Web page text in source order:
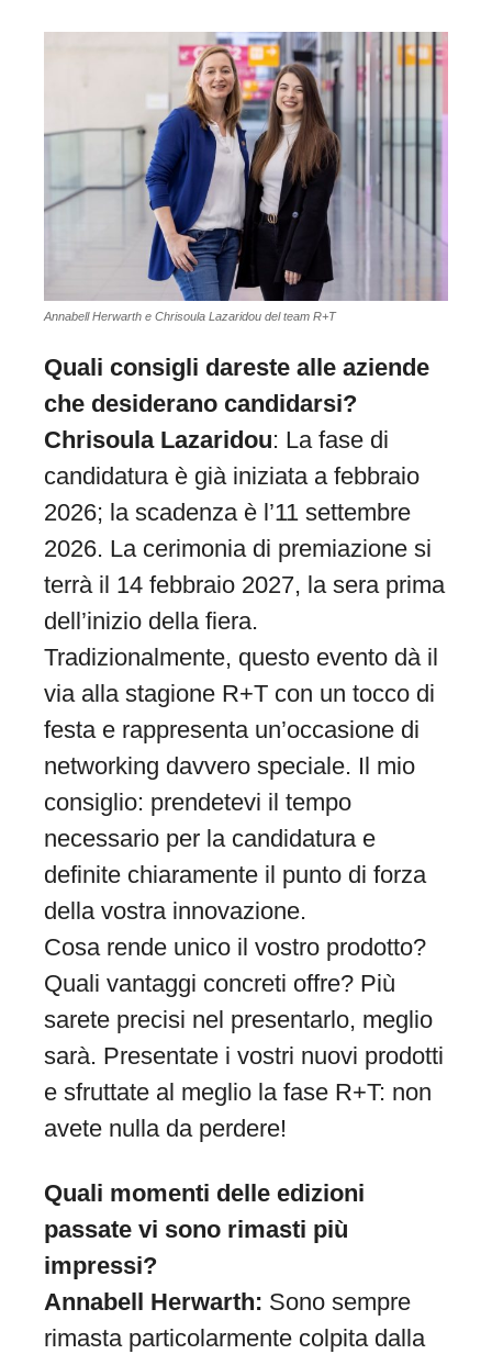
Annabell Herwarth e Chrisoula Lazaridou del team R+T
Quali consigli dareste alle aziende
che desiderano candidarsi?
Chrisoula Lazaridou: La fase di
candidatura è già iniziata a febbraio
2026; la scadenza è l’11 settembre
2026. La cerimonia di premiazione si
terrà il 14 febbraio 2027, la sera prima
dell’inizio della fiera.
Tradizionalmente, questo evento dà il
via alla stagione R+T con un tocco di
festa e rappresenta un’occasione di
networking davvero speciale. Il mio
consiglio: prendetevi il tempo
necessario per la candidatura e
definite chiaramente il punto di forza
della vostra innovazione.
Cosa rende unico il vostro prodotto?
Quali vantaggi concreti offre? Più
sarete precisi nel presentarlo, meglio
sarà. Presentate i vostri nuovi prodotti
e sfruttate al meglio la fase R+T: non
avete nulla da perdere!
Quali momenti delle edizioni
passate vi sono rimasti più
impressi?
Annabell Herwarth: Sono sempre
rimasta particolarmente colpita dalla